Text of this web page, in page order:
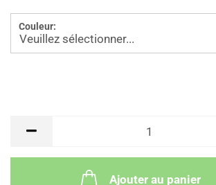
Couleur:
Ajouter au panier